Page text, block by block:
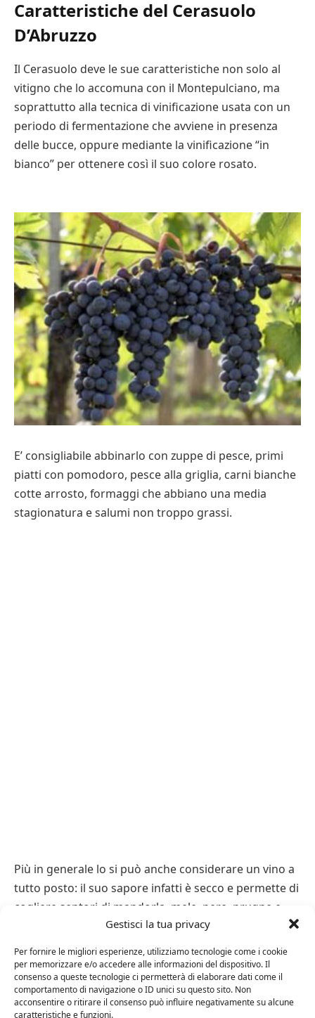
Gestisci la tua privacy
Per fornire le migliori esperienze, utilizziamo tecnologie come i cookie
per memorizzare e/o accedere alle informazioni del dispositivo. Il
consenso a queste tecnologie ci permetterà di elaborare dati come il
comportamento di navigazione o ID unici su questo sito. Non
acconsentire o ritirare il consenso può influire negativamente su alcune
caratteristiche e funzioni.
Caratteristiche del Cerasuolo
D’Abruzzo
Il Cerasuolo deve le sue caratteristiche non solo al
vitigno che lo accomuna con il Montepulciano, ma
soprattutto alla tecnica di vinificazione usata con un
periodo di fermentazione che avviene in presenza
delle bucce, oppure mediante la vinificazione “in
bianco” per ottenere così il suo colore rosato.
E’ consigliabile abbinarlo con zuppe di pesce, primi
piatti con pomodoro, pesce alla griglia, carni bianche
cotte arrosto, formaggi che abbiano una media
stagionatura e salumi non troppo grassi.
Più in generale lo si può anche considerare un vino a
tutto posto: il suo sapore infatti è secco e permette di
cogliere sentori di mandorla, mele, pere, prugne e
ciliegie. E’ preferibile berlo sempre giovane e servirlo
freddo, ad una temperatura di 8 – 10°C.
Cerasuolo Cerasuolo D'Abruzzo vini.